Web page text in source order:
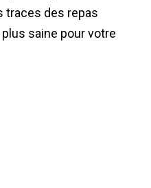
traces des repas
plus saine pour votre